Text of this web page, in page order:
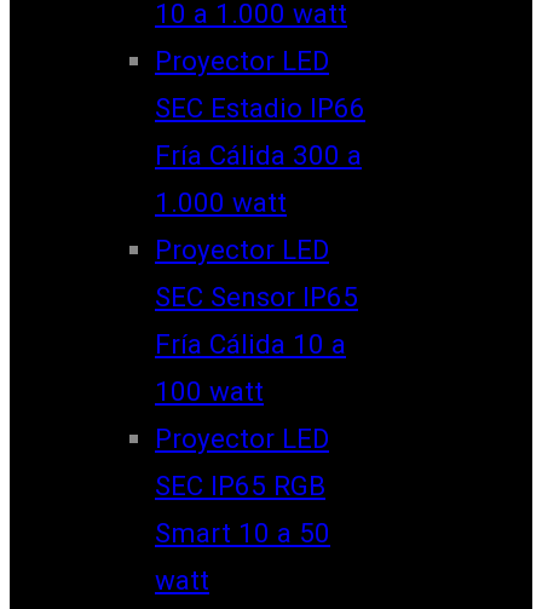
10 a 1.000 watt
Proyector LED
SEC Estadio IP66
Fría Cálida 300 a
1.000 watt
Proyector LED
SEC Sensor IP65
Fría Cálida 10 a
100 watt
Proyector LED
SEC IP65 RGB
Smart 10 a 50
watt